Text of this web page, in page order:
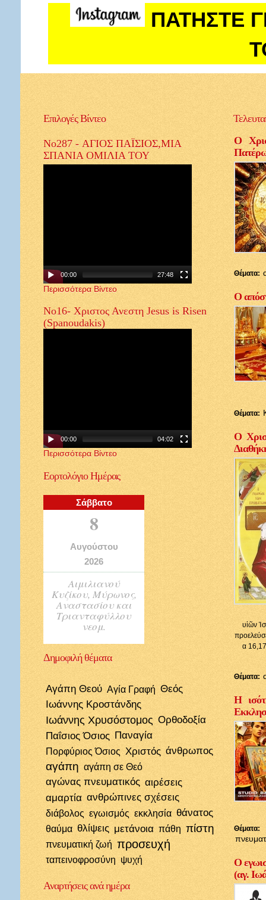
ΠΑΤΗΣΤΕ
ΕπιλογέςΒίντεο
No287 - ΑΓΙΟΣ ΠΑΪΣΙΟΣ,ΜΙΑ
ΣΠΑΝΙΑ ΟΜΙΛΙΑ ΤΟΥ
00:00 27:48
Περισσότερα Βίντεο
Νο16- Χριστος Ανεστη Jesus is Risen
(Spanoudakis)
00:00 04:02
Περισσότερα Βίντεο
ΕορτολόγιοΗμέρας
Σάββατο
8
Αυγούστου
2026
Αιμιλιανού
Κυζίκου, Μύρωνος,
Αναστασίου και
Τριανταφύλλου
νεομ.
Δημοφιλήθέματα
Αγάπη Θεού Αγία Γραφή Θεός
Ιωάννης Κροστάνδης
Ιωάννης Χρυσόστομος Ορθοδοξία
Παΐσιος Όσιος Παναγία
Πορφύριος Όσιος Χριστός άνθρωπος
αγάπη αγάπη σε Θεό
αγώνας πνευματικός αιρέσεις
αμαρτία ανθρώπινες σχέσεις
διάβολος εγωισμός εκκλησία θάνατος
θαύμα θλίψεις μετάνοια πάθη πίστη
πνευματική ζωή προσευχή
ταπεινοφροσύνη ψυχή
Αναρτήσειςανά ημέρα
Ο
Θέματα:
Ο
Θέματα:
Ο
υἱῶν
α 16,17
Θέματα:
Η
Θέματα:
Ο
(αγ.